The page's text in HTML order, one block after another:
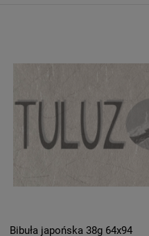
Cena regularna:
8,00 zł
Najniższa cena: 3,00 zł
Bibuła japońska 38g 64x94